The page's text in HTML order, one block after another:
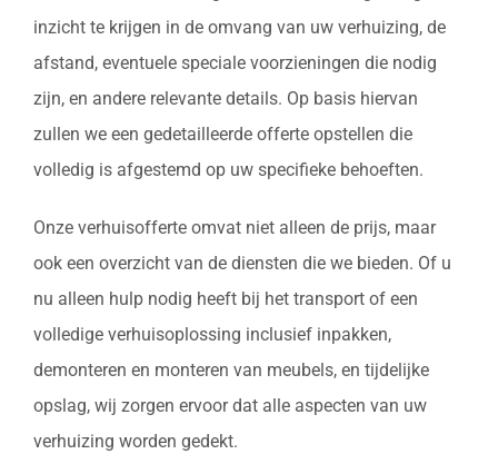
inzicht te krijgen in de omvang van uw verhuizing, de
afstand, eventuele speciale voorzieningen die nodig
zijn, en andere relevante details. Op basis hiervan
zullen we een gedetailleerde offerte opstellen die
volledig is afgestemd op uw specifieke behoeften.
Onze verhuisofferte omvat niet alleen de prijs, maar
ook een overzicht van de diensten die we bieden. Of u
nu alleen hulp nodig heeft bij het transport of een
volledige verhuisoplossing inclusief inpakken,
demonteren en monteren van meubels, en tijdelijke
opslag, wij zorgen ervoor dat alle aspecten van uw
verhuizing worden gedekt.